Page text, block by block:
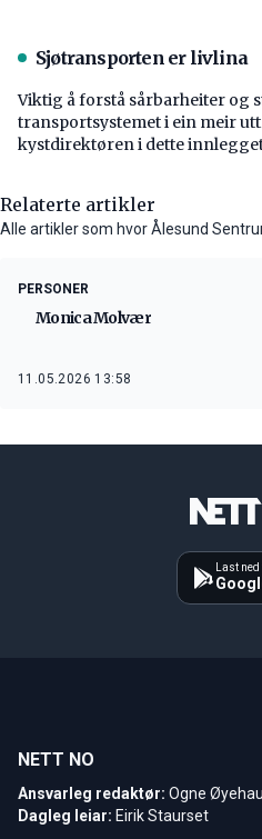
Sjøtransporten er livlina
Viktig å forstå ­sårbarheiter og
transport­systemet i ein meir
kystdirektøren i dette
Relaterte artikler
Alle artikler som hvor Ålesund
PERSONER
Monica Molvær
11.05.2026 13:58
Last
NETT NO
Ansvarleg redaktør: Ogne
Dagleg leiar: Eirik Staurset